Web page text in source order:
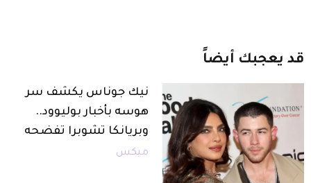
قد يعجبك أيضاً
نيك جوناس يكشف سر
هوسه بأخبار بوليوود..
وبريانكا تشوبرا تفضحه
ميكس